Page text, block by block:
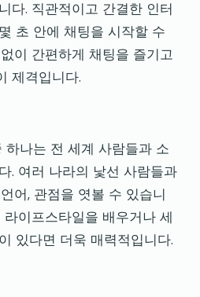
다. 직관적이고 간결한 인터
초 안에 채팅을 시작할 수
이 간편하게 채팅을 즐기고
제격입니다.
하나는 전 세계 사람들과 소
. 여러 나라의 낯선 사람들과
어, 관점을 엿볼 수 있습니
이프스타일을 배우거나 세
있다면 더욱 매력적입니다.